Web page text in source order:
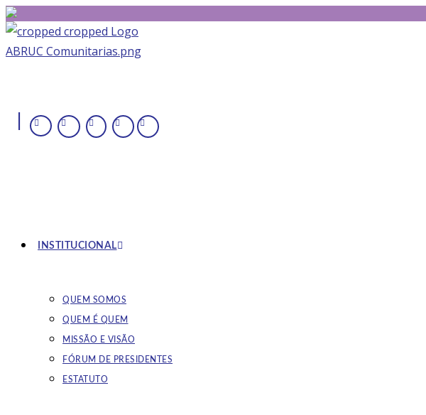
|
INSTITUCIONAL
QUEM SOMOS
QUEM É QUEM
MISSÃO E VISÃO
FÓRUM DE PRESIDENTES
ESTATUTO